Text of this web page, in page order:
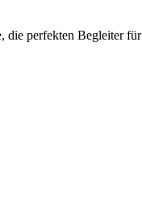
die perfekten Begleiter für